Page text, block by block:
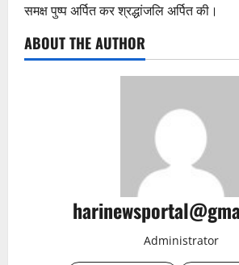
समक्ष पुष्प अर्पित कर श्रद्धांजलि अर्पित की।
ABOUT THE AUTHOR
Administrator